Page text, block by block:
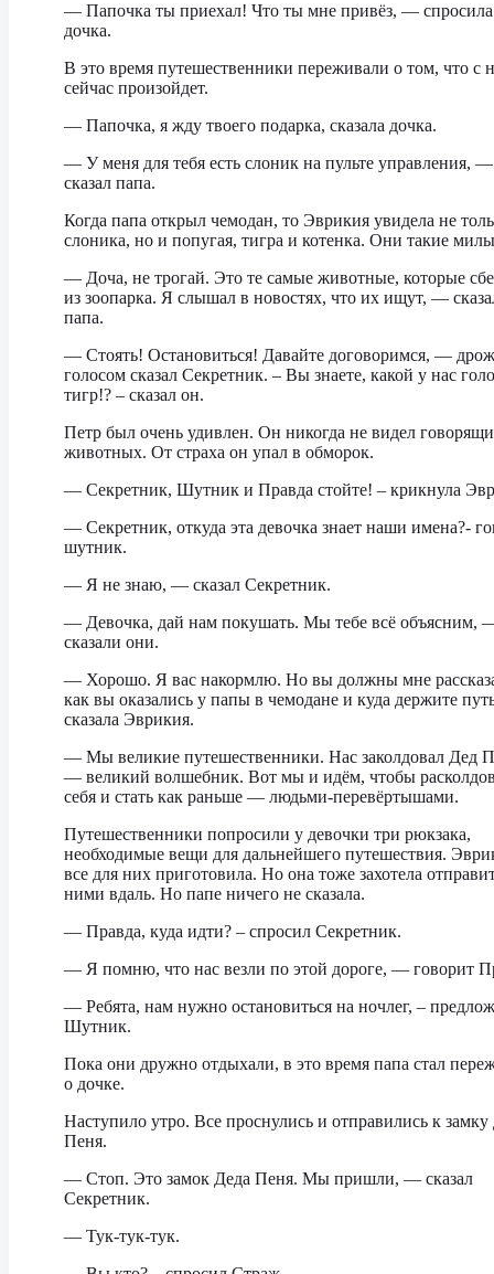
— Папочка ты приехал! Что ты мне привёз, — спросила
дочка.
В это время путешественники переживали о том, что с
сейчас произойдет.
— Папочка, я жду твоего подарка, сказала дочка.
— У меня для тебя есть слоник на пульте управления, —
сказал папа.
Когда папа открыл чемодан, то Эврикия увидела не
слоника, но и попугая, тигра и котенка. Они такие
— Доча, не трогай. Это те самые животные, которые
из зоопарка. Я слышал в новостях, что их ищут, —
папа.
— Стоять! Остановиться! Давайте договоримся, —
голосом сказал Секретник. – Вы знаете, какой у нас
тигр!? – сказал он.
Петр был очень удивлен. Он никогда не видел
животных. От страха он упал в обморок.
— Секретник, Шутник и Правда стойте! – крикнула
— Секретник, откуда эта девочка знает наши имена?-
шутник.
— Я не знаю, — сказал Секретник.
— Девочка, дай нам покушать. Мы тебе всё объясним,
сказали они.
— Хорошо. Я вас накормлю. Но вы должны мне
как вы оказались у папы в чемодане и куда держите
сказала Эврикия.
— Мы великие путешественники. Нас заколдовал Дед
— великий волшебник. Вот мы и идём, чтобы
себя и стать как раньше — людьми-перевёртышами.
Путешественники попросили у девочки три рюкзака,
необходимые вещи для дальнейшего путешествия.
все для них приготовила. Но она тоже захотела
ними вдаль. Но папе ничего не сказала.
— Правда, куда идти? – спросил Секретник.
— Я помню, что нас везли по этой дороге, — говорит
— Ребята, нам нужно остановиться на ночлег, –
Шутник.
Пока они дружно отдыхали, в это время папа стал
о дочке.
Наступило утро. Все проснулись и отправились к замку
Пеня.
— Стоп. Это замок Деда Пеня. Мы пришли, — сказал
Секретник.
— Тук-тук-тук.